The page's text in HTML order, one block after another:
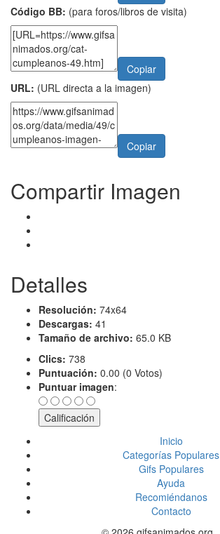
Código BB: (para foros/libros de visita)
Copiar
URL: (URL directa a la imagen)
Copiar
Compartir Imagen
Detalles
Resolución: 74x64
Descargas: 41
Tamaño de archivo: 65.0 KB
Clics: 738
Puntuación: 0.00 (0 Votos)
Puntuar imagen:
Inicio
Categorías Populares
Gifs Populares
Ayuda
Recomiéndanos
Contacto